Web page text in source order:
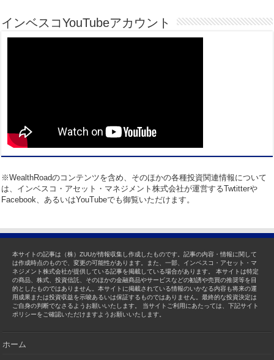
インベスコYouTubeアカウント
※WealthRoadのコンテンツを含め、そのほかの各種投資関連情報について
は、インベスコ・アセット・マネジメント株式会社が運営するTwtitterや
Facebook、あるいはYouTubeでも御覧いただけます。
本サイトの記事は（株）ZUUが情報収集し作成したものです。記事の内容・情報に関して
は作成時点のもので、変更の可能性があります。また、一部、インベスコ・アセット・マ
ネジメント株式会社が提供している記事を掲載している場合があります。 本サイトは特定
の商品、株式、投資信託、そのほかの金融商品やサービスなどの勧誘や売買の推奨等を目
的としたものではありません。本サイトに掲載されている情報のいかなる内容も将来の運
用成果または投資収益を示唆あるいは保証するものではありません。最終的な投資決定は
ご自身の判断でなさるようお願いいたします。 当サイトご利用にあたっては、下記サイト
ポリシーをご確認いただけますようお願いいたします。
ホーム